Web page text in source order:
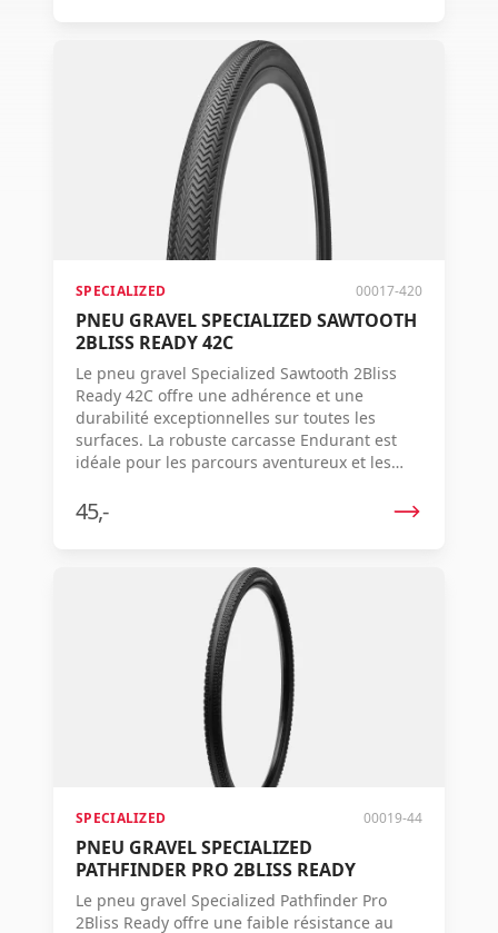
SPECIALIZED 00017-420
PNEU GRAVEL SPECIALIZED SAWTOOTH
2BLISS READY 42C
Le pneu gravel Specialized Sawtooth 2Bliss
Ready 42C offre une adhérence et une
durabilité exceptionnelles sur toutes les
surfaces. La robuste carcasse Endurant est
idéale pour les parcours aventureux et les
GRIPTON® assure un contrôle fiable.
45,-
SPECIALIZED 00019-44
PNEU GRAVEL SPECIALIZED
PATHFINDER PRO 2BLISS READY
Le pneu gravel Specialized Pathfinder Pro
2Bliss Ready offre une faible résistance au